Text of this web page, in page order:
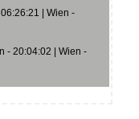
| Wien -
- 20:04:02 | Wien -